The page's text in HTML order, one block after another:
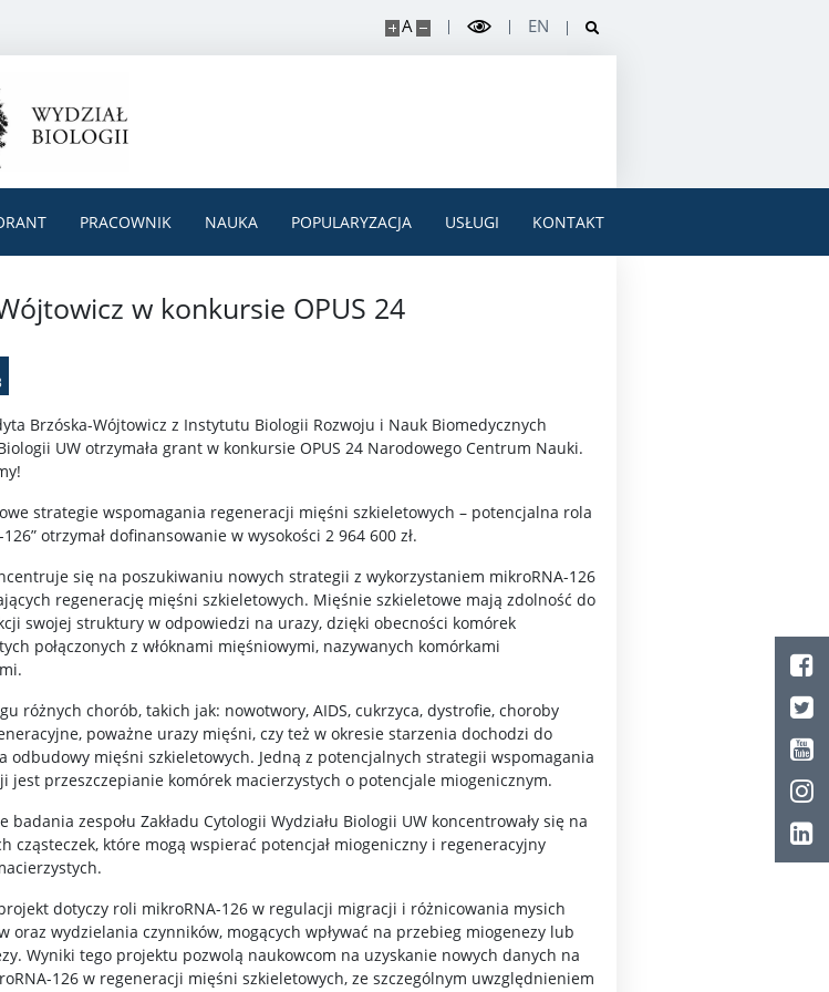
A EN
PRACOWNIK NAUKA POPULARYZACJA USŁUGI KONTAKT
w konkursie OPUS 24
Brzóska-Wójtowicz z Instytutu Biologii Rozwoju i Nauk Biomedycznych
UW otrzymała grant w konkursie OPUS 24 Narodowego Centrum Nauki.
strategie wspomagania regeneracji mięśni szkieletowych – potencjalna rola
otrzymał dofinansowanie w wysokości 2 964 600 zł.
się na poszukiwaniu nowych strategii z wykorzystaniem mikroRNA-126
regenerację mięśni szkieletowych. Mięśnie szkieletowe mają zdolność do
swojej struktury w odpowiedzi na urazy, dzięki obecności komórek
połączonych z włóknami mięśniowymi, nazywanych komórkami
różnych chorób, takich jak: nowotwory, AIDS, cukrzyca, dystrofie, choroby
poważne urazy mięśni, czy też w okresie starzenia dochodzi do
odbudowy mięśni szkieletowych. Jedną z potencjalnych strategii wspomagania
jest przeszczepianie komórek macierzystych o potencjale miogenicznym.
badania zespołu Zakładu Cytologii Wydziału Biologii UW koncentrowały się na
cząsteczek, które mogą wspierać potencjał miogeniczny i regeneracyjny
dotyczy roli mikroRNA-126 w regulacji migracji i różnicowania mysich
oraz wydzielania czynników, mogących wpływać na przebieg miogenezy lub
Wyniki tego projektu pozwolą naukowcom na uzyskanie nowych danych na
126 w regeneracji mięśni szkieletowych, ze szczególnym uwzględnieniem